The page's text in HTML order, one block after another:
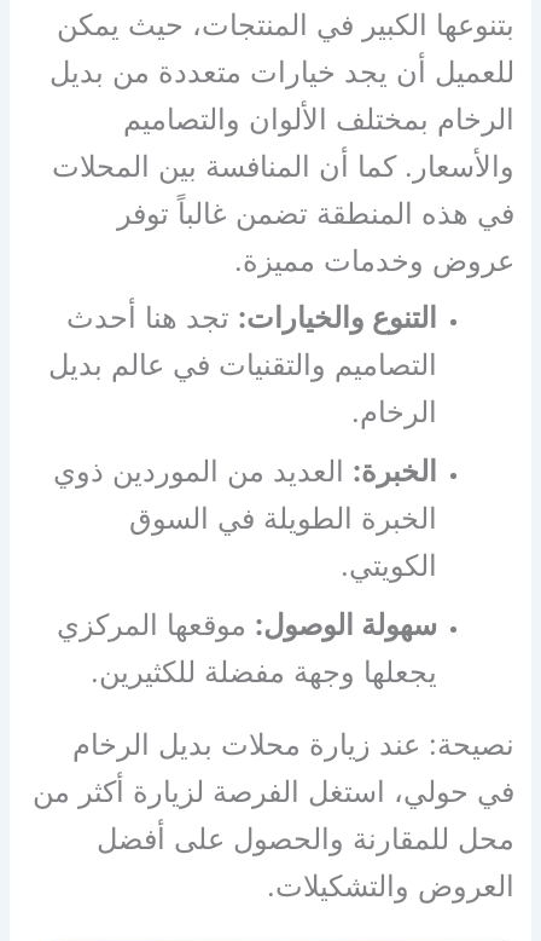
بتنوعها الكبير في المنتجات، حيث يمكن
للعميل أن يجد خيارات متعددة من بديل
الرخام بمختلف الألوان والتصاميم
والأسعار. كما أن المنافسة بين المحلات
في هذه المنطقة تضمن غالباً توفر
عروض وخدمات مميزة.
التنوع والخيارات: تجد هنا أحدث
التصاميم والتقنيات في عالم بديل
الرخام.
الخبرة: العديد من الموردين ذوي
الخبرة الطويلة في السوق
الكويتي.
سهولة الوصول: موقعها المركزي
يجعلها وجهة مفضلة للكثيرين.
نصيحة: عند زيارة محلات بديل الرخام
في حولي، استغل الفرصة لزيارة أكثر من
محل للمقارنة والحصول على أفضل
العروض والتشكيلات.